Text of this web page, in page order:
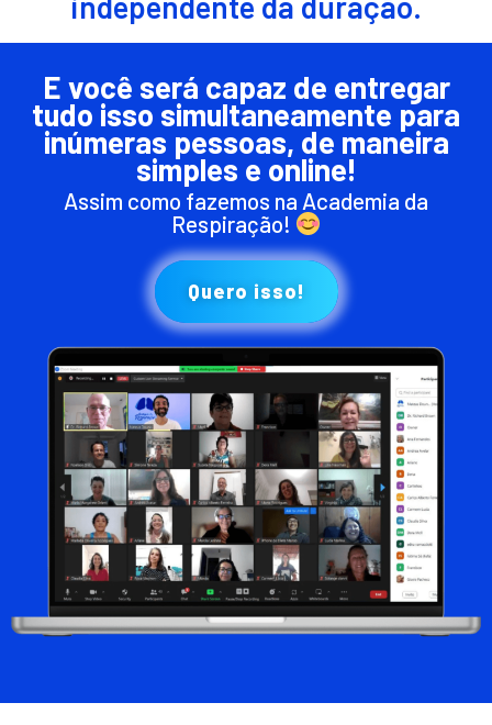
E você será capaz de entregar
tudo isso simultaneamente para
inúmeras pessoas, de maneira
simples e online!
Assim como fazemos na Academia da
Respiração!
Quero isso!